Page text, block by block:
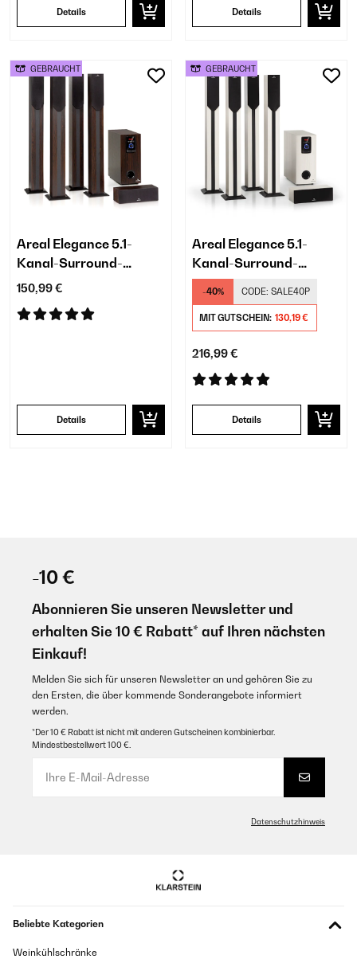
Details Details
Areal Elegance 5.1-
Kanal-Surround-
System
150,99 €
Details
GEBRAUCHT
Areal Elegance 5.1-
Kanal-Surround-
System
-40% CODE: SALE40P
MIT GUTSCHEIN: 130,19 €
216,99 €
Details
GEBRAUCHT
-10 €
Abonnieren Sie unseren Newsletter und
erhalten Sie 10 € Rabatt* auf Ihren nächsten
Einkauf!
Melden Sie sich für unseren Newsletter an und gehören Sie zu
den Ersten, die über kommende Sonderangebote informiert
werden.
*Der 10 € Rabatt ist nicht mit anderen Gutscheinen kombinierbar.
Mindestbestellwert 100 €.
Datenschutzhinweis
Beliebte Kategorien
Weinkühlschränke